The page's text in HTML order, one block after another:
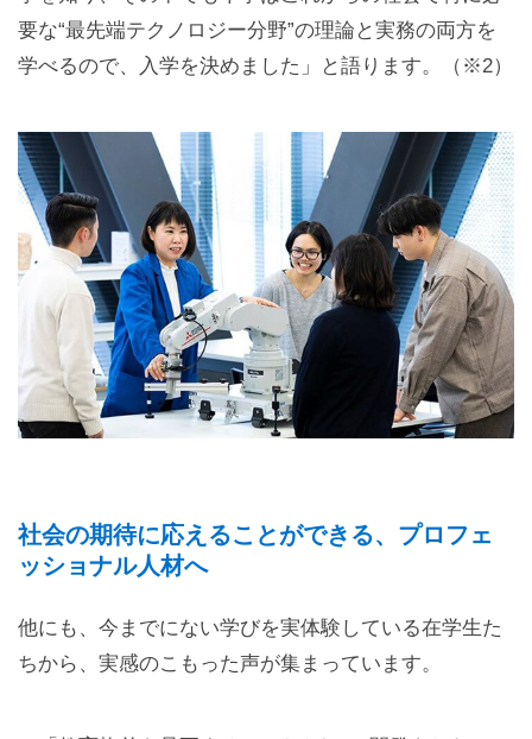
要な“最先端テクノロジー分野”の理論と実務の両方を
学べるので、入学を決めました」と語ります。（※2）
社会の期待に応えることができる、プロフェ
ッショナル人材へ
他にも、今までにない学びを実体験している在学生た
ちから、実感のこもった声が集まっています。